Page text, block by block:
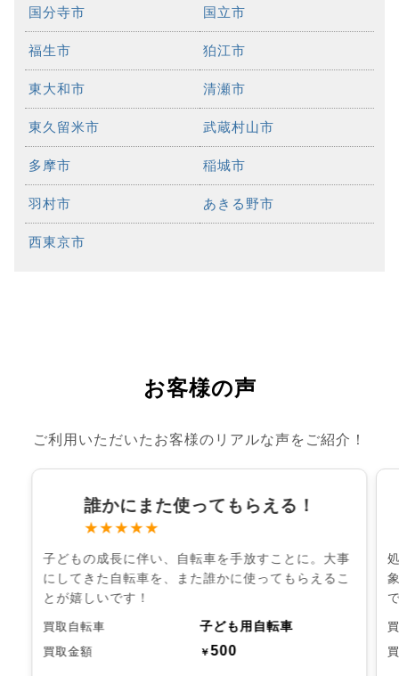
国分寺市 国立市
福生市 狛江市
東大和市 清瀬市
東久留米市 武蔵村山市
多摩市 稲城市
羽村市 あきる野市
西東京市
お客様の声
ご利用いただいたお客様のリアルな声をご紹介！
誰かにまた使ってもらえる！
★★★★★
子どもの成長に伴い、自転車を手放すことに。大事
にしてきた自転車を、また誰かに使ってもらえるこ
とが嬉しいです！
買取自転車 子ども用自転車
買取金額 ￥500